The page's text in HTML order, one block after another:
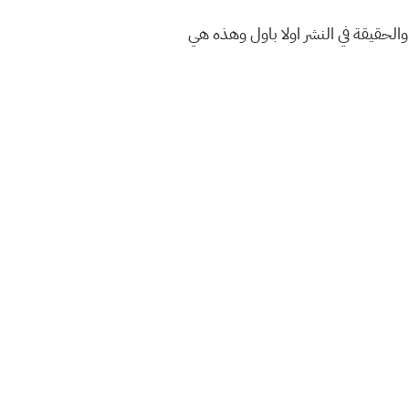
في النشر اولا باول وهذه هي